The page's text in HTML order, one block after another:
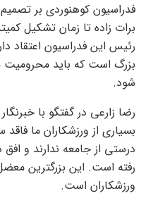
فدراسیون کوهنوردی بر
برات زاده تا زمان تشکیل
رئیس این فدراسیون اعتقاد
بزرگ است که باید محرومیت
شود.
رضا زارعی در گفتگو با
بسیاری از ورزشکاران ما
درستی از جامعه ندارند و
رفته است. این بزرگترین
ورزشکاران است.